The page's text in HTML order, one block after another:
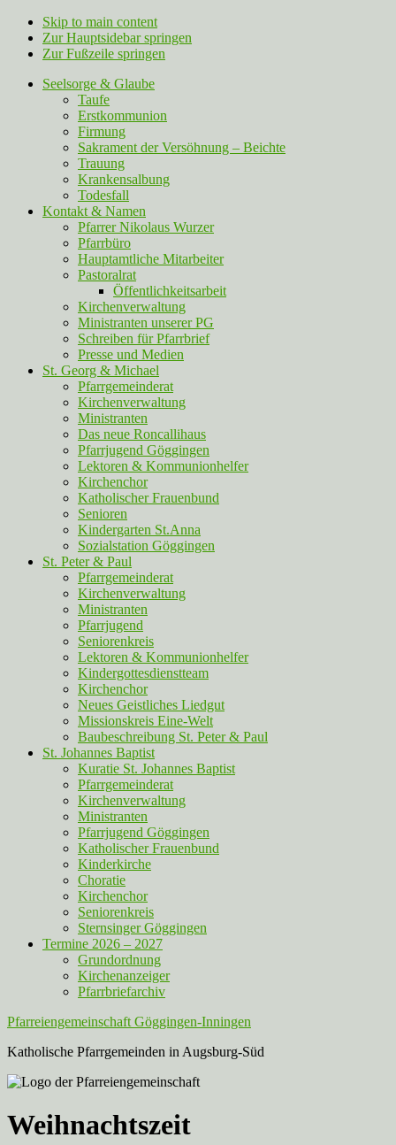
Skip to main content
Zur Hauptsidebar springen
Zur Fußzeile springen
Seelsorge & Glaube
Taufe
Erstkommunion
Firmung
Sakrament der Versöhnung – Beichte
Trauung
Krankensalbung
Todesfall
Kontakt & Namen
Pfarrer Nikolaus Wurzer
Pfarrbüro
Hauptamtliche Mitarbeiter
Pastoralrat
Öffentlichkeitsarbeit
Kirchenverwaltung
Ministranten unserer PG
Schreiben für Pfarrbrief
Presse und Medien
St. Georg & Michael
Pfarrgemeinderat
Kirchenverwaltung
Ministranten
Das neue Roncallihaus
Pfarrjugend Göggingen
Lektoren & Kommunionhelfer
Kirchenchor
Katholischer Frauenbund
Senioren
Kindergarten St.Anna
Sozialstation Göggingen
St. Peter & Paul
Pfarrgemeinderat
Kirchenverwaltung
Ministranten
Pfarrjugend
Seniorenkreis
Lektoren & Kommunionhelfer
Kindergottesdienstteam
Kirchenchor
Neues Geistliches Liedgut
Missionskreis Eine-Welt
Baubeschreibung St. Peter & Paul
St. Johannes Baptist
Kuratie St. Johannes Baptist
Pfarrgemeinderat
Kirchenverwaltung
Ministranten
Pfarrjugend Göggingen
Katholischer Frauenbund
Kinderkirche
Choratie
Kirchenchor
Seniorenkreis
Sternsinger Göggingen
Termine 2026 – 2027
Grundordnung
Kirchenanzeiger
Pfarrbriefarchiv
Pfarreiengemeinschaft Göggingen-Inningen
Katholische Pfarrgemeinden in Augsburg-Süd
Weihnachtszeit